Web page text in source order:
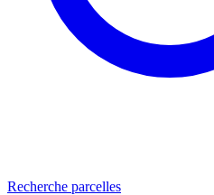
Recherche parcelles